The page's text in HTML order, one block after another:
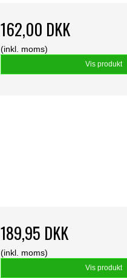
162,00 DKK
(inkl. moms)
Vis produkt
189,95 DKK
(inkl. moms)
Vis produkt